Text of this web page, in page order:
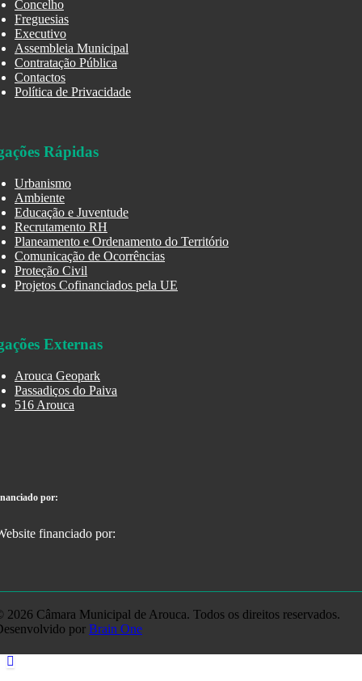
Concelho
Freguesias
Executivo
Assembleia Municipal
Contratação Pública
Contactos
Política de Privacidade
Rápidas
Urbanismo
Ambiente
Educação e Juventude
Recrutamento RH
Planeamento e Ordenamento do Território
Comunicação de Ocorrências
Proteção Civil
Projetos Cofinanciados pela UE
Externas
Arouca Geopark
Passadiços do Paiva
516 Arouca
por:
2026 Câmara Municipal de Arouca. Todos os direitos reservados.
por Brain One